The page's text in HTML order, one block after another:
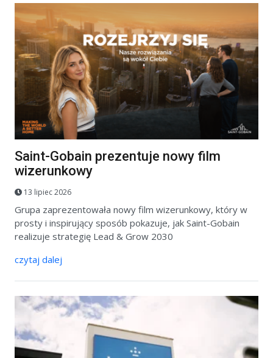
Saint-Gobain prezentuje nowy film
wizerunkowy
13 lipiec 2026
Grupa zaprezentowała nowy film wizerunkowy, który w
prosty i inspirujący sposób pokazuje, jak Saint-Gobain
realizuje strategię Lead & Grow 2030
czytaj dalej